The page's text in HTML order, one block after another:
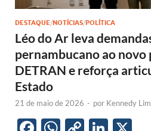
DESTAQUE/NOTÍCIAS/POLÍTICA
Léo do Ar leva
pernambucano ao novo
DETRAN e reforça
Estado
21 de maio de 2026 - por Kennedy